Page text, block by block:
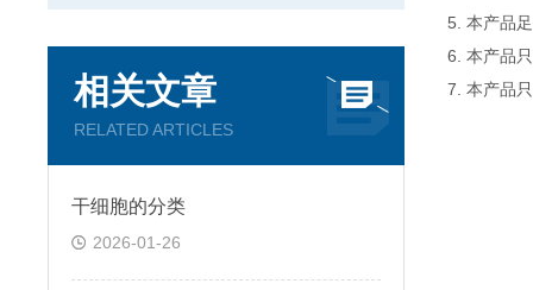
相关文章
RELATED ARTICLES
干细胞的分类
2026-01-26
5. 本产品
6. 本产品
7. 本产品